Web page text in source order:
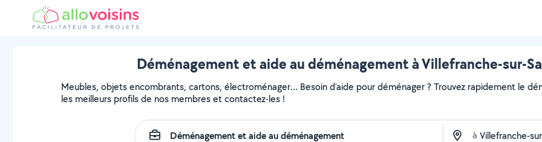
Déménagement et aide au déménagement à Villefranche-sur-
Meubles, objets encombrants, cartons, électroménager... Besoin d'aide pour déménager ? Trouvez rapidement le
les meilleurs profils de nos membres et contactez-les !
à